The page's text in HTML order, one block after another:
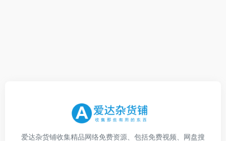
爱达杂货铺收集精品网络免费资源、包括免费视频、网盘搜